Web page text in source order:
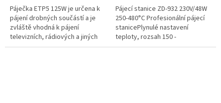
Páječka ETP5 125W je určena k
pájení drobných součástí a je
zvláště vhodná k pájení
televizních, rádiových a jiných
telekomunikačních spojů.
Pájecí stanice ZD-932 230V/48W
250-480°C Profesionální pájecí
stanicePlynulé nastavení
teploty, rozsah 150 -
450˚CVyměnitelné pájecí